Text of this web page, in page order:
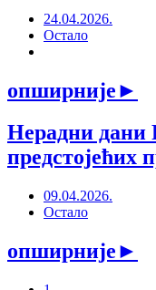
24.04.2026.
Остало
опширније►
Нерадни дани
предстојећих
09.04.2026.
Остало
опширније►